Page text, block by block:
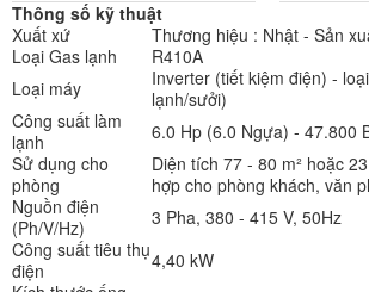
Thông số kỹ thuật
Xuất xứ
Thương hiệu : Nhật - Sản
Loại Gas lạnh
R410A
Loại máy
Inverter (tiết kiệm điện) -
lạnh/sưởi)
Công suất làm
lạnh
6.0 Hp (6.0 Ngựa) - 47.800
Sử dụng cho
phòng
Diện tích 77 - 80 m² hoặc
hợp cho phòng khách, văn
Nguồn điện
(Ph/V/Hz)
3 Pha, 380 - 415 V, 50Hz
Công suất tiêu thụ
điện
4,40 kW